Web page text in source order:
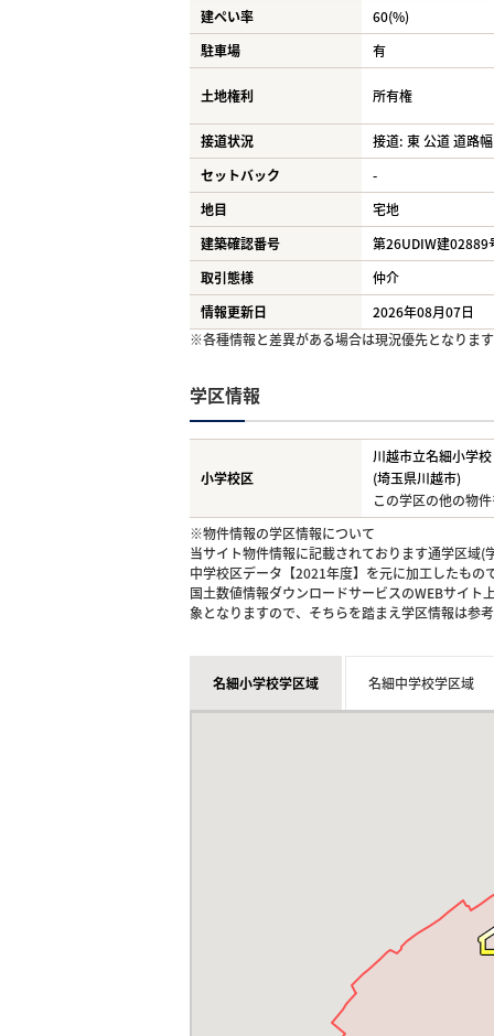
建ぺい率
60(%)
駐車場
有
土地権利 所有権
接道状況
接道: 東 公道 道路
セットバック
-
地目
宅地
建築確認番号
第26UDIW建02889
取引態様
仲介
情報更新日
2026年08月07日
※各種情報と差異がある場合は現況優先となります
学区情報
小学校区
川越市立名細小学校
(埼玉県川越市)
この学区の他の物
※物件情報の学区情報について
当サイト物件情報に記載されております通学区域
中学校区データ【2021年度】を元に加工したも
国土数値情報ダウンロードサービスのWEBサイ
象となりますので、そちらを踏まえ学区情報は参
名細小学校学区域 名細中学校学区域